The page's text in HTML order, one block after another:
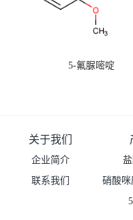
5-氟脲嘧啶
关于我们
企业简介
联系我们
硝酸